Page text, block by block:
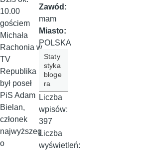
10.00
gościem
Michała
Rachonia w
TV
Republika
był poseł
PiS Adam
Bielan,
członek
najwyższeg
o
Zawód:
mam
Miasto:
POLSKA
Staty
styka
bloge
ra
Liczba
wpisów:
397
Liczba
wyświetleń: